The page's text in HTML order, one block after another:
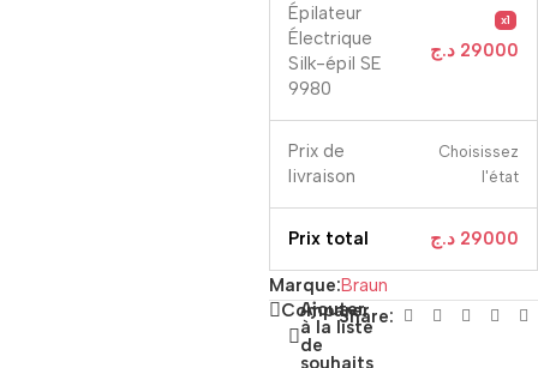
Épilateur
Électrique
Silk-épil SE
9980
x1
29000 د.ج
Prix ​​de
livraison
Choisissez
l'état
Prix ​​total 29000 د.ج
Marque:Braun
Comparer
Ajouter
à la liste
de
souhaits
Share: